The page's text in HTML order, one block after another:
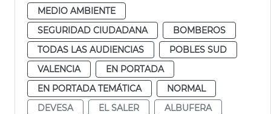
MEDIO AMBIENTE
SEGURIDAD CIUDADANA
BOMBEROS
TODAS LAS AUDIENCIAS
POBLES SUD
VALENCIA
EN PORTADA
EN PORTADA TEMÁTICA
NORMAL
DEVESA
EL SALER
ALBUFERA